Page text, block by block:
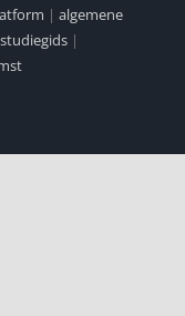
| algemene
studiegids |